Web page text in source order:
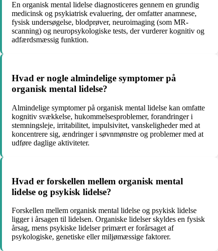
En organisk mental lidelse diagnosticeres gennem en grundig
medicinsk og psykiatrisk evaluering, der omfatter anamnese,
fysisk undersøgelse, blodprøver, neuroimaging (som MR-
scanning) og neuropsykologiske tests, der vurderer kognitiv og
adfærdsmæssig funktion.
Hvad er nogle almindelige symptomer på
organisk mental lidelse?
Almindelige symptomer på organisk mental lidelse kan omfatte
kognitiv svækkelse, hukommelsesproblemer, forandringer i
stemningsleje, irritabilitet, impulsivitet, vanskeligheder med at
koncentrere sig, ændringer i søvnmønstre og problemer med at
udføre daglige aktiviteter.
Hvad er forskellen mellem organisk mental
lidelse og psykisk lidelse?
Forskellen mellem organisk mental lidelse og psykisk lidelse
ligger i årsagen til lidelsen. Organiske lidelser skyldes en fysisk
årsag, mens psykiske lidelser primært er forårsaget af
psykologiske, genetiske eller miljømæssige faktorer.